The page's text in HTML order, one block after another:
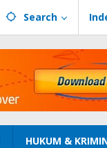
Search
HUKUM &